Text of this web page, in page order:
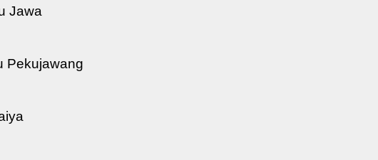
Jawa
Pekujawang